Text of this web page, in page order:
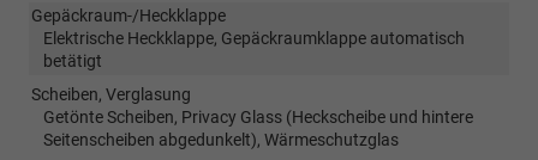
Gepäckraum-/Heckklappe
Elektrische Heckklappe, Gepäckraumklappe automatisch
betätigt
Scheiben, Verglasung
Getönte Scheiben, Privacy Glass (Heckscheibe und hintere
Seitenscheiben abgedunkelt), Wärmeschutzglas